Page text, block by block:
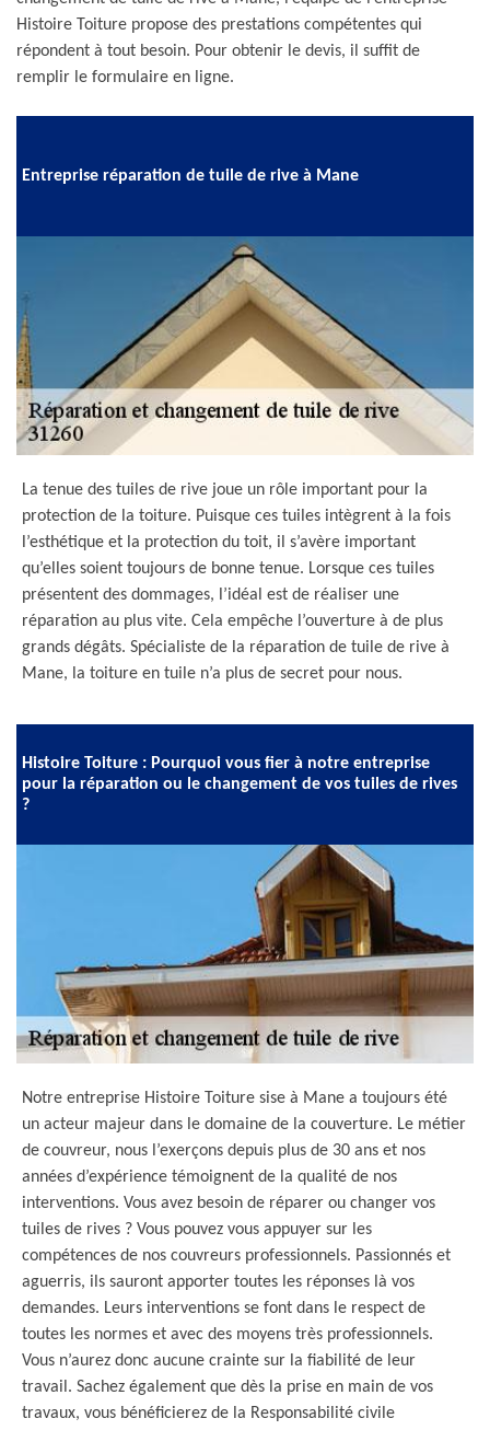
Histoire Toiture propose des prestations compétentes qui
répondent à tout besoin. Pour obtenir le devis, il suffit de
remplir le formulaire en ligne.
Entreprise réparation de tuile de rive à Mane
La tenue des tuiles de rive joue un rôle important pour la
protection de la toiture. Puisque ces tuiles intègrent à la fois
l’esthétique et la protection du toit, il s’avère important
qu’elles soient toujours de bonne tenue. Lorsque ces tuiles
présentent des dommages, l’idéal est de réaliser une
réparation au plus vite. Cela empêche l’ouverture à de plus
grands dégâts. Spécialiste de la réparation de tuile de rive à
Mane, la toiture en tuile n’a plus de secret pour nous.
Histoire Toiture : Pourquoi vous fier à notre entreprise
pour la réparation ou le changement de vos tuiles de rives
?
Notre entreprise Histoire Toiture sise à Mane a toujours été
un acteur majeur dans le domaine de la couverture. Le métier
de couvreur, nous l’exerçons depuis plus de 30 ans et nos
années d’expérience témoignent de la qualité de nos
interventions. Vous avez besoin de réparer ou changer vos
tuiles de rives ? Vous pouvez vous appuyer sur les
compétences de nos couvreurs professionnels. Passionnés et
aguerris, ils sauront apporter toutes les réponses là vos
demandes. Leurs interventions se font dans le respect de
toutes les normes et avec des moyens très professionnels.
Vous n’aurez donc aucune crainte sur la fiabilité de leur
travail. Sachez également que dès la prise en main de vos
travaux, vous bénéficierez de la Responsabilité civile